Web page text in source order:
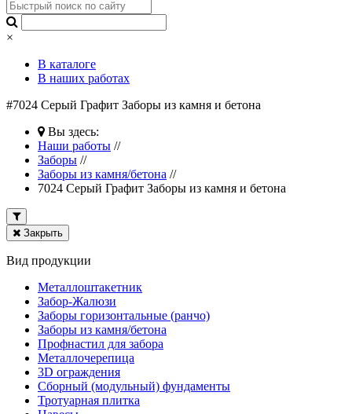
×
В каталоге
В наших работах
#7024 Серый Графит Заборы из камня и бетона
Вы здесь:
Наши работы //
Заборы //
Заборы из камня/бетона //
7024 Серый Графит Заборы из камня и бетона
Закрыть
Вид продукции
Металлоштакетник
Забор-Жалюзи
Заборы горизонтальные (ранчо)
Заборы из камня/бетона
Профнастил для забора
Металлочерепица
3D ограждения
Сборный (модульный) фундаменты
Тротуарная плитка